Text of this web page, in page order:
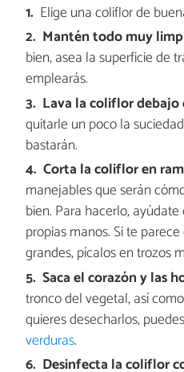
Elige una coliflor de
Mantén todo muy
bien, asea la superficie de
emplearás.
Lava la coliflor
quitarle un poco la
bastarán.
Corta la coliflor en
manejables que serán
bien. Para hacerlo,
propias manos. Si te
grandes, pícalos en trozos
Saca el corazón y las
tronco del vegetal, así
quieres desecharlos,
verduras.
Desinfecta la coliflor